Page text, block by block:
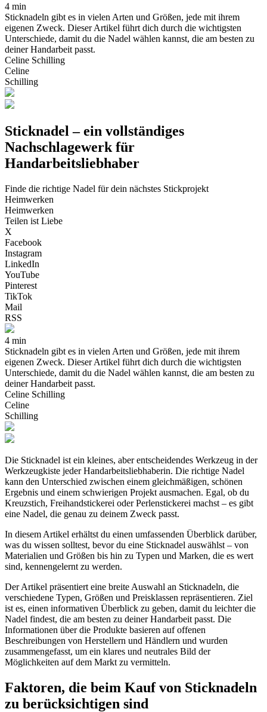
4 min
Sticknadeln gibt es in vielen Arten und Größen, jede mit ihrem
eigenen Zweck. Dieser Artikel führt dich durch die wichtigsten
Unterschiede, damit du die Nadel wählen kannst, die am besten zu
deiner Handarbeit passt.
Celine Schilling
Celine
Schilling
Sticknadel – ein vollständiges
Nachschlagewerk für
Handarbeitsliebhaber
Finde die richtige Nadel für dein nächstes Stickprojekt
Heimwerken
Heimwerken
Teilen ist Liebe
X
Facebook
Instagram
LinkedIn
YouTube
Pinterest
TikTok
Mail
RSS
4 min
Sticknadeln gibt es in vielen Arten und Größen, jede mit ihrem
eigenen Zweck. Dieser Artikel führt dich durch die wichtigsten
Unterschiede, damit du die Nadel wählen kannst, die am besten zu
deiner Handarbeit passt.
Celine Schilling
Celine
Schilling
Die Sticknadel ist ein kleines, aber entscheidendes Werkzeug in der
Werkzeugkiste jeder Handarbeitsliebhaberin. Die richtige Nadel
kann den Unterschied zwischen einem gleichmäßigen, schönen
Ergebnis und einem schwierigen Projekt ausmachen. Egal, ob du
Kreuzstich, Freihandstickerei oder Perlenstickerei machst – es gibt
eine Nadel, die genau zu deinem Zweck passt.
In diesem Artikel erhältst du einen umfassenden Überblick darüber,
was du wissen solltest, bevor du eine Sticknadel auswählst – von
Materialien und Größen bis hin zu Typen und Marken, die es wert
sind, kennengelernt zu werden.
Der Artikel präsentiert eine breite Auswahl an Sticknadeln, die
verschiedene Typen, Größen und Preisklassen repräsentieren. Ziel
ist es, einen informativen Überblick zu geben, damit du leichter die
Nadel findest, die am besten zu deiner Handarbeit passt. Die
Informationen über die Produkte basieren auf offenen
Beschreibungen von Herstellern und Händlern und wurden
zusammengefasst, um ein klares und neutrales Bild der
Möglichkeiten auf dem Markt zu vermitteln.
Faktoren, die beim Kauf von Sticknadeln
zu berücksichtigen sind